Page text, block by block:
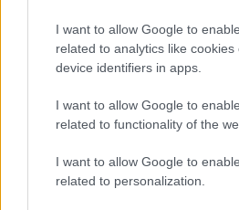
I want to allow Google to
related to analytics like cookies
device identifiers in apps.
I want to allow Google to
related to functionality of the
I want to allow Google to
related to personalization.
B2B NEWS